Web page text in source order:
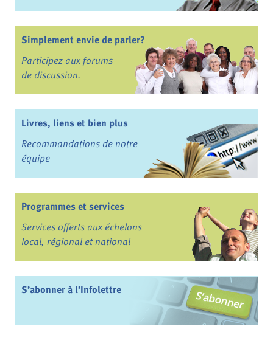
Simplement envie de parler?
Participez aux forums
de discussion.
Livres, liens et bien plus
Recommandations de notre
équipe
Programmes et services
Services offerts aux échelons
local, régional et national
S’abonner à l’Infolettre